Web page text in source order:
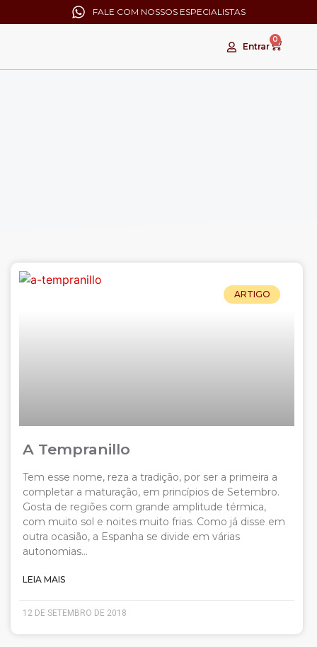
FALE COM NOSSOS ESPECIALISTAS
Entrar
0
ARTIGO
A Tempranillo
Tem esse nome, reza a tradição, por ser a primeira a
completar a maturação, em princípios de Setembro.
Gosta de regiões com grande amplitude térmica,
com muito sol e noites muito frias. Como já disse em
outra ocasião, a Espanha se divide em várias
autonomias…
LEIA MAIS
12 DE SETEMBRO DE 2018